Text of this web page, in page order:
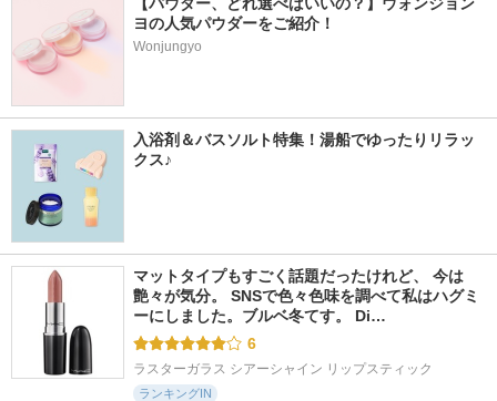
ヨの人気パウダーをご紹介！
Wonjungyo
入浴剤＆バスソルト特集！湯船でゆったりリラッ
クス♪
マットタイプもすごく話題だったけれど、 今は
艶々が気分。 SNSで色々色味を調べて私はハグミ
ーにしました。ブルベ冬てす。 Di…
6
ラスターガラス シアーシャイン リップスティック
ランキングIN